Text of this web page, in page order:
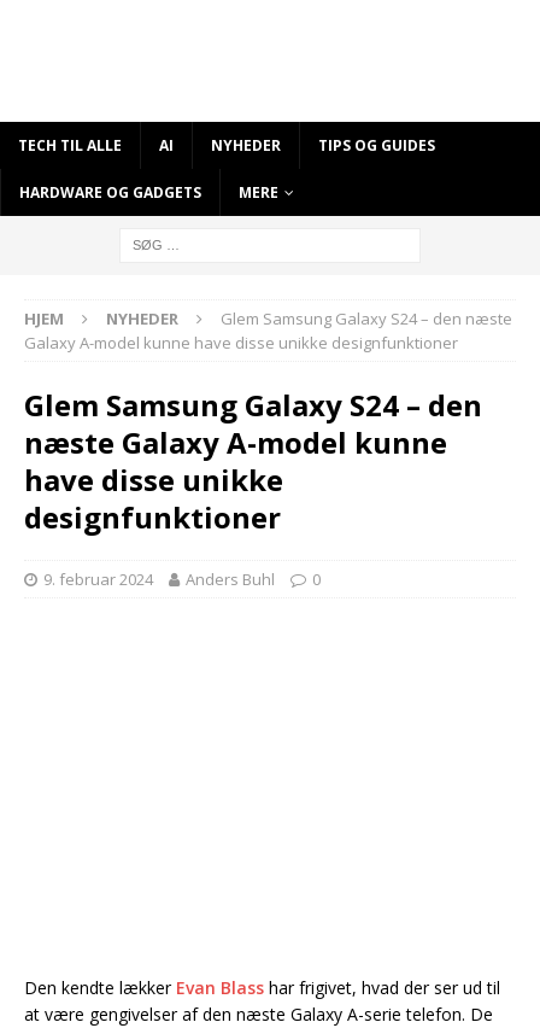
TECH TIL ALLE AI NYHEDER TIPS OG GUIDES
HARDWARE OG GADGETS MERE
HJEM NYHEDER
Glem Samsung Galaxy S24 – den næste
Galaxy A-model kunne have disse unikke designfunktioner
Glem Samsung Galaxy S24 – den
næste Galaxy A-model kunne
have disse unikke
designfunktioner
9. februar 2024 Anders Buhl 0
Den kendte lækker Evan Blass har frigivet, hvad der ser ud til
at være gengivelser af den næste Galaxy A-serie telefon. De